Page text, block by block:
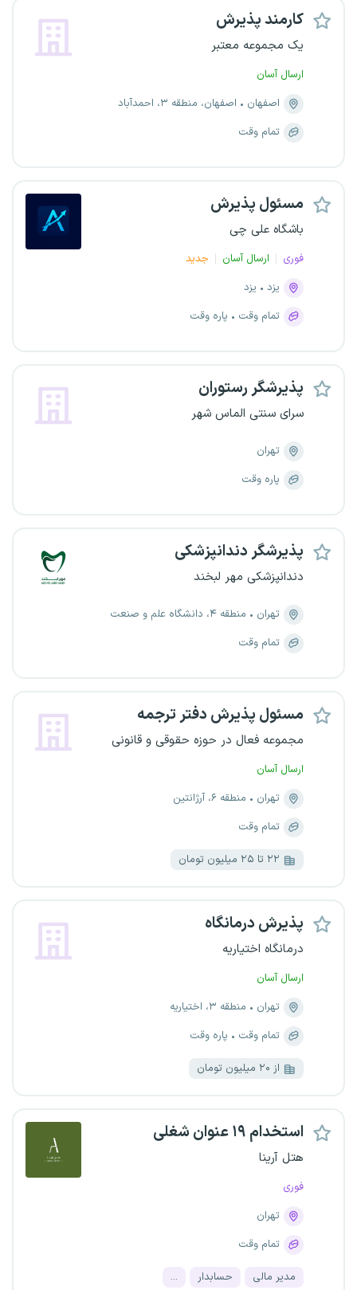
کارمند پذیرش
یک مجموعه معتبر
ارسال آسان
اصفهان
اصفهان، منطقه ۳، احمدآباد
تمام وقت
مسئول پذیرش
باشگاه علی چی
فوری ارسال آسان
جدید
یزد
یزد
تمام وقت
پاره وقت
پذیرشگر رستوران
سرای سنتی الماس شهر
تهران
پاره وقت
پذیرشگر دندانپزشکی
دندانپزشکی مهر لبخند
تهران
منطقه ۴، دانشگاه علم و صنعت
تمام وقت
مسئول پذیرش دفتر ترجمه
مجموعه فعال در حوزه حقوقی و قانونی
ارسال آسان
تهران
منطقه ۶، آرژانتین
تمام وقت
۲۲ تا ۲۵ میلیون تومان
پذیرش درمانگاه
درمانگاه اختیاریه
ارسال آسان
تهران
منطقه ۳، اختیاریه
تمام وقت
پاره وقت
از ۲۰ میلیون تومان
استخدام ۱۹ عنوان شغلی
هتل آرینا
فوری
تهران
تمام وقت
مدیر مالی حسابدار ...